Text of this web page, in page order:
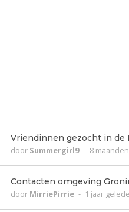
Vriendinnen gezocht in de
door Summergirl9 - 8
Contacten omgeving
door MirriePirrie - 1 jaar